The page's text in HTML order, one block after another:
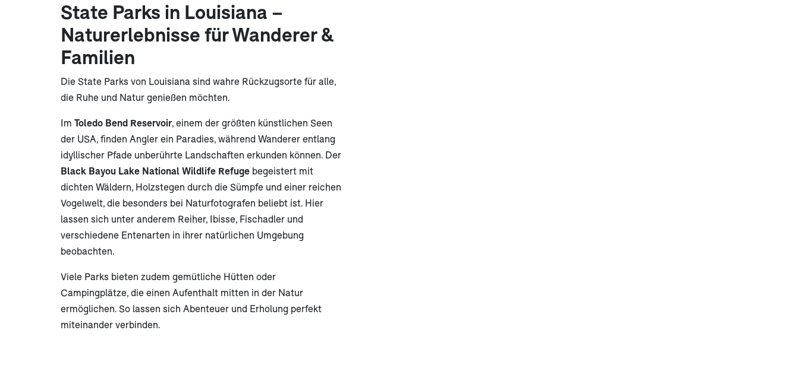
State Parks in Louisiana –
Naturerlebnisse für Wanderer &
Familien
Die State Parks von Louisiana sind wahre Rückzugsorte für alle,
die Ruhe und Natur genießen möchten.
Im Toledo Bend Reservoir, einem der größten künstlichen Seen
der USA, finden Angler ein Paradies, während Wanderer entlang
idyllischer Pfade unberührte Landschaften erkunden können. Der
Black Bayou Lake National Wildlife Refuge begeistert mit
dichten Wäldern, Holzstegen durch die Sümpfe und einer reichen
Vogelwelt, die besonders bei Naturfotografen beliebt ist. Hier
lassen sich unter anderem Reiher, Ibisse, Fischadler und
verschiedene Entenarten in ihrer natürlichen Umgebung
beobachten.
Viele Parks bieten zudem gemütliche Hütten oder
Campingplätze, die einen Aufenthalt mitten in der Natur
ermöglichen. So lassen sich Abenteuer und Erholung perfekt
miteinander verbinden.